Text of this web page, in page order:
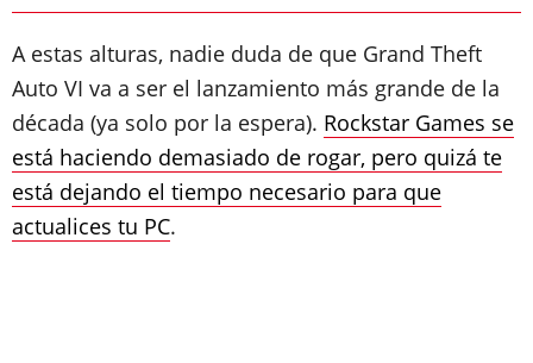
A estas alturas, nadie duda de que Grand Theft
Auto VI va a ser el lanzamiento más grande de la
década (ya solo por la espera). Rockstar Games se
está haciendo demasiado de rogar, pero quizá te
está dejando el tiempo necesario para que
actualices tu PC.